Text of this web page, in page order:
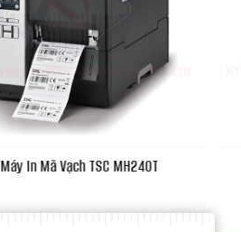
Máy In Mã Vạch TSC MH240T